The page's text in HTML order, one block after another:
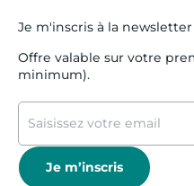
Je m'inscris à la
Offre valable sur votre
minimum).
Je m’inscris